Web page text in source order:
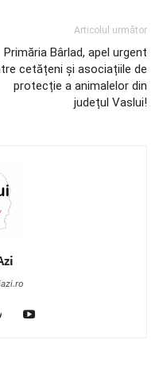
Articolul următor
Primăria Bârlad, apel urgent
cetățeni și asociațiile de
protecție a animalelor din
județul Vaslui!